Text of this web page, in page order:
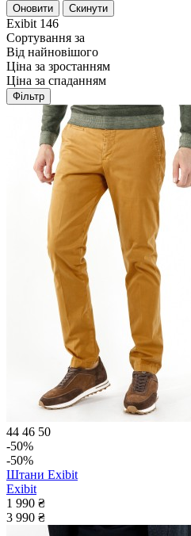
Оновити Скинути
Exibit 146
Сортування за
Від найновішого
Ціна за зростанням
Ціна за спаданням
Фільтр
44 46 50
-50%
-50%
Штани Exibit
Exibit
1 990 ₴
3 990 ₴